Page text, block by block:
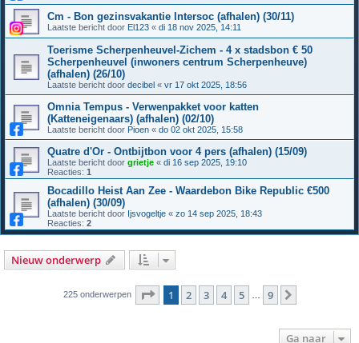
Cm - Bon gezinsvakantie Intersoc (afhalen) (30/11)
Laatste bericht door El123 « di 18 nov 2025, 14:11
Toerisme Scherpenheuvel-Zichem - 4 x stadsbon € 50
Scherpenheuvel (inwoners centrum Scherpenheuve)
(afhalen) (26/10)
Laatste bericht door decibel « vr 17 okt 2025, 18:56
Omnia Tempus - Verwenpakket voor katten
(Katteneigenaars) (afhalen) (02/10)
Laatste bericht door Pioen « do 02 okt 2025, 15:58
Quatre d'Or - Ontbijtbon voor 4 pers (afhalen) (15/09)
Laatste bericht door grietje « di 16 sep 2025, 19:10
Reacties: 1
Bocadillo Heist Aan Zee - Waardebon Bike Republic €500
(afhalen) (30/09)
Laatste bericht door Ijsvogeltje « zo 14 sep 2025, 18:43
Reacties: 2
Nieuw onderwerp
225 onderwerpen Pagina van 9
1 2 3 4 5 9
Ga naar